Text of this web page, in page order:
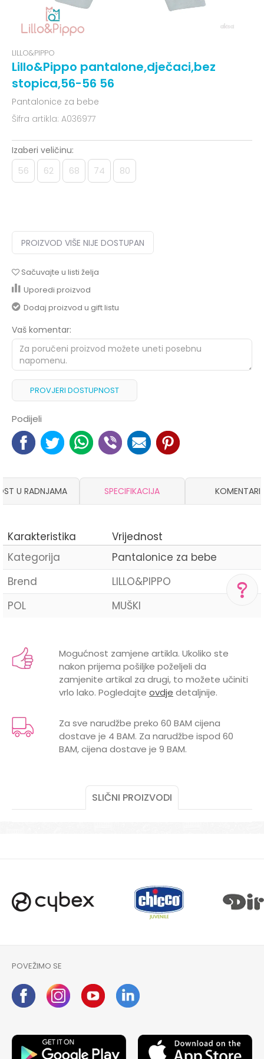
LILLO&PIPPO
Lillo&Pippo pantalone,dječaci,bez
stopica,56-56 56
Pantalonice za bebe
Šifra artikla: A036977
Izaberi veličinu:
56 62 68 74 80
PROIZVOD VIŠE NIJE DOSTUPAN
Sačuvajte u listi želja
Uporedi proizvod
Dodaj proizvod u gift listu
Vaš komentar:
PROVJERI DOSTUPNOST
Podijeli
pomoć i porudžbine
+387 656-72209
Radno vreme
Pon-Subota: 09:00-
Pišite nam
aksaonlinebih@aksabih.ba
U RADNJAMA SPECIFIKACIJA KOMENTARI
Karakteristika
Vrijednost
Kategorija
Pantalonice za bebe
Brend
LILLO&PIPPO
POL
MUŠKI
Email
Mogućnost zamjene artikla. Ukoliko ste
nakon prijema pošiljke poželjeli da
zamjenite artikal za drugi, to možete učiniti
vrlo lako. Pogledajte ovdje detaljnije.
Za sve narudžbe preko 60 BAM cijena
dostave je 4 BAM. Za narudžbe ispod 60
BAM, cijena dostave je 9 BAM.
SLIČNI PROIZVODI
POVEŽIMO SE